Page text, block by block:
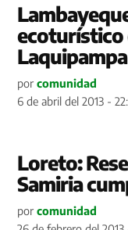
ecoturístico
Laquipampa
por comunidad
6 de abril del 2013 -
Loreto:
Samiria
por comunidad